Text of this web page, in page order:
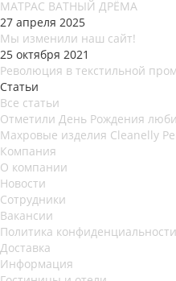
МАТРАС ВАТНЫЙ ДРЁМА
27 апреля 2025
Мы изменили наш сайт!
25 октября 2021
Революция в текстильной
Статьи
Все статьи
Отметили День Рождения
Махровые изделия Cleanelly
Компания
О компании
Новости
Сотрудники
Вакансии
Политика конфиденциальности
Доставка
Информация